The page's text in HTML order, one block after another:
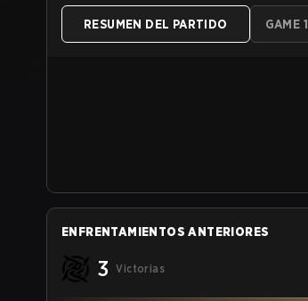
RESUMEN DEL PARTIDO GAME 1
ENFRENTAMIENTOS ANTERIORES
3 Victorias